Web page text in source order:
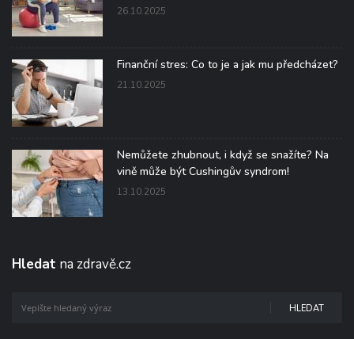
26.10.2025
Finanční stres: Co to je a jak mu předcházet?
21.10.2025
Nemůžete zhubnout, i když se snažíte? Na
vině může být Cushingův syndrom!
13.10.2025
Hledat na zdravě.cz
HLEDAT